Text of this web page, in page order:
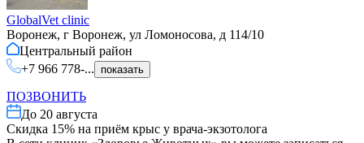
GlobalVet clinic
Воронеж, г Воронеж, ул Ломоносова, д 114/10
Центральный район
+7 966 778-...
показать
ПОЗВОНИТЬ
До 20 августа
Скидка 15% на приём крыс у врача-экзотолога